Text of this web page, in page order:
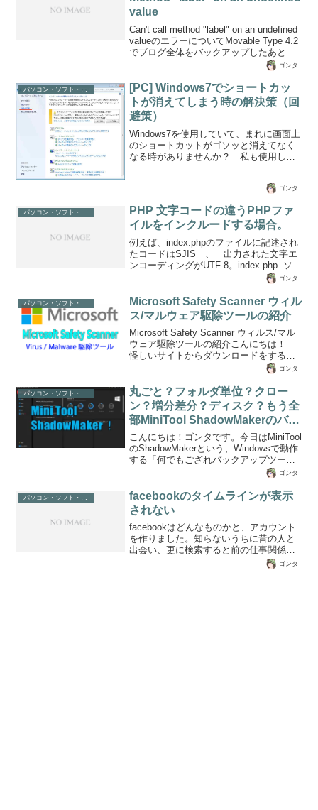
注意してください。下記の抽出方法はそ
れぞれ、レコードセットから変数に代入
し、ラベル表示の流れになっています。
変数に置き換えることでいろいろ、ユー
ザーフォームメインの構築であれば作業
value
Can't call method "label" on an undefined
valueのエラーについてMovable Type 4.2
でブログ全体をバックアップしたあと、
再度エクスポートし、再構築したときに
上記のようなエラーが出ることがありま
す。私も、上記のエラーが「サイトを再
構築」させている途中で発生し、非常に
苦しみましたので備忘録として記録しま
す。同じ悩みがある方の処方箋になれば
良いのですが。。対処法はこれでよいの
かどうかはまったくの不明です。調べま
わって結果的にエラーが回...
ゴンタ
パソコン・ソフト・ゲーム関係
​[PC] ​Windows7でショートカッ
トが消えてしまう時の解決策（回
避策）
Windows7を使用していて、まれに画面上
のショートカットがゴソッと消えてなく
なる時がありませんか？ 私も使用して
ので調べてみました。どうやら、
Windows7のショートカットが破損された
際に自動的にすべて削除する設定になっ
ているようです。ですからネットワーク
接続エラーなどでネットワークドライブ
に割り当てられたショートカットが存在
し、エラーとなっているならば「システ
ム保守のトラブルシューティング ツール ​
ゴンタ
パソコン・ソフト・ゲーム関係
PHP 文字コードの違うPHPファ
イルをインクルードする場合。
例えば、index.phpのファイルに記述され
たコードはSJIS 、 出力された文字エ
ンコーディングがUTF-8。index.php ソー
スはSJISで記述。出力はｐｈｐソースコ
ｌソースUTF-8・・・
=====================<!DOCTYPE
html><!--><html xmlns="" class="ie8 wp-
toolbar" dir="ltr" lang="ja"><html
xmlns="" class="wp-toolbar" di...
ゴンタ
Microsoft Safety Scanner ウィル
ス/マルウェア駆除ツールの紹介
Microsoft Safety Scanner ウィルス/マル
ウェア駆除ツールの紹介こんにちは！
怪しいサイトからダウンロードをするこ
とがあるゴンタです。あなたのパソコン
（Virus/Malware)に感染していませんか？
巷では、毎日のように新しいウイルスと
マルウェアがどんどん発見されていて、
とても危険な状態が日々発生しています
が、どれだけ予防線を張っても知らない
うちに感染していたりします。例えば、
メーカーやソフトウェア会社以外からフ
ァイルをダウンロードしたり、検索サ...
ゴンタ
丸ごと？フォルダ単位？クロー
ン？増分差分？ディスク？もう全
部MiniTool ShadowMakerのバッ
クアップソフトウェアでええや
ん。
こんにちは！ゴンタです。今日はMiniTool
のShadowMakerという、Windowsで動作
する「何でもござれバックアップツー
ル」を紹介したいと思います。先に書い
を持っていれば、「バックアップ」と呼
ばれるさまざまなことをこのソフトウェ
ア1本ですべて管理でき、無料で使用でき
る優れものです。より複雑な管理や、一
部機能をりようするには、有料バージョ
ンになりますが、このソフトウェアは価
格が非常に割安で、永久ライセンスもお
ゴンタ
facebookのタイムラインが表示
されない
facebookはどんなものかと、アカウント
を作りました。知らないうちに昔の人と
出会い、更に検索すると前の仕事関係の
方々や営業先のお客さんなど大勢いらっ
しゃいました。いまはコチラからアクシ
ゴンタ